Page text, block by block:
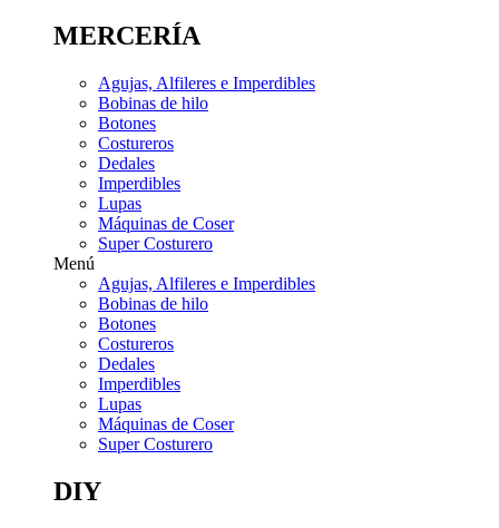
MERCERÍA
Agujas, Alfileres e Imperdibles
Bobinas de hilo
Botones
Costureros
Dedales
Imperdibles
Lupas
Máquinas de Coser
Super Costurero
Menú
Agujas, Alfileres e Imperdibles
Bobinas de hilo
Botones
Costureros
Dedales
Imperdibles
Lupas
Máquinas de Coser
Super Costurero
DIY